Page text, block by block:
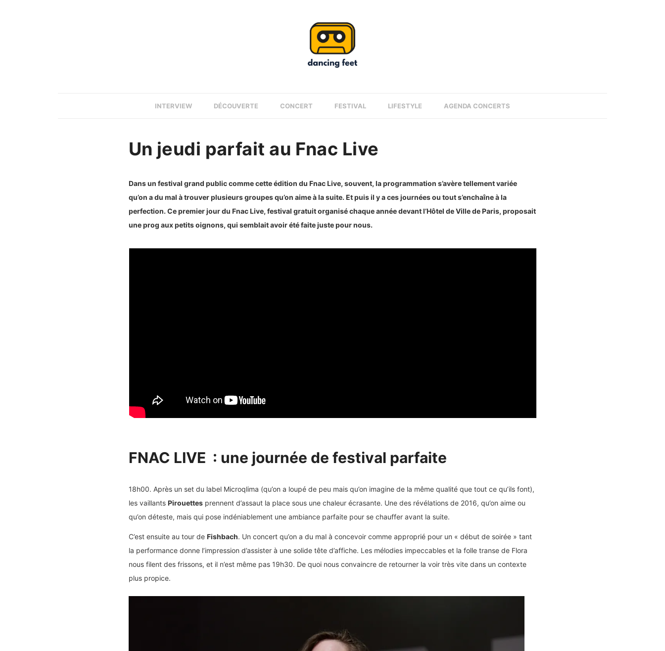
INTERVIEW DÉCOUVERTE CONCERT FESTIVAL LIFESTYLE AGENDA CONCERTS
Un jeudi parfait au Fnac Live
Dans un festival grand public comme cette édition du Fnac Live, souvent, la programmation s’avère tellement variée
qu’on a du mal à trouver plusieurs groupes qu’on aime à la suite. Et puis il y a ces journées ou tout s’enchaîne à la
perfection. Ce premier jour du Fnac Live, festival gratuit organisé chaque année devant l’Hôtel de Ville de Paris, proposait
une prog aux petits oignons, qui semblait avoir été faite juste pour nous.
FNAC LIVE : une journée de festival parfaite
18h00. Après un set du label Microqlima (qu’on a loupé de peu mais qu’on imagine de la même qualité que tout ce qu’ils font),
les vaillants Pirouettesprennent d’assaut la place sous une chaleur écrasante. Une des révélations de 2016, qu’on aime ou
qu’on déteste, mais qui pose indéniablement une ambiance parfaite pour se chauffer avant la suite.
C’est ensuite au tour de Fishbach. Un concert qu’on a du mal à concevoir comme approprié pour un « début de soirée » tant
la performance donne l’impression d’assister à une solide tête d’affiche. Les mélodies impeccables et la folle transe de Flora
nous filent des frissons, et il n’est même pas 19h30. De quoi nous convaincre de retourner la voir très vite dans un contexte
plus propice.